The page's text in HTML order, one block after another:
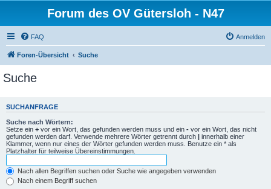
Forum des OV Gütersloh - N47
FAQ Anmelden
Foren-Übersicht Suche
Suche
SUCHANFRAGE
Suche nach Wörtern:
Setze ein + vor ein Wort, das gefunden werden muss und ein - vor ein Wort, das nicht
gefunden werden darf. Verwende mehrere Wörter getrennt durch | innerhalb einer
Klammer, wenn nur eines der Wörter gefunden werden muss. Benutze ein * als
Platzhalter für teilweise Übereinstimmungen.
Nach allen Begriffen suchen oder Suche wie angegeben verwenden
Nach einem Begriff suchen